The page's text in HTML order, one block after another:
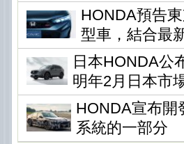
HONDA預告
型車，結合最
日本HONDA公
明年2月日本市
HONDA宣布開
系統的一部分